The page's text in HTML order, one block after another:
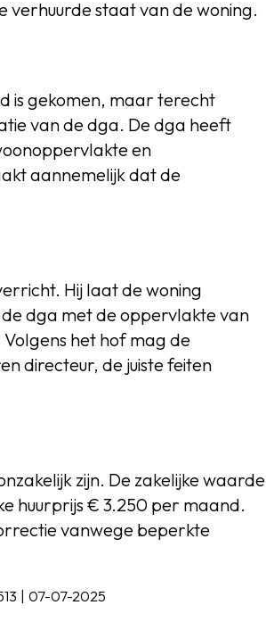
verhuurde staat van de woning.
is gekomen, maar terecht
van de dga. De dga heeft
en
aannemelijk dat de
Hij laat de woning
dga met de oppervlakte van
het hof mag de
directeur, de juiste feiten
zijn. De zakelijke waarde
huurprijs € 3.250 per maand.
vanwege beperkte
| 07-07-2025